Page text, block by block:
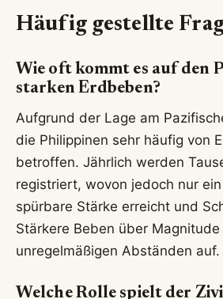
Häufig gestellte
Wie oft kommt es auf den
starken Erdbeben?
Aufgrund der Lage am
die Philippinen sehr häufig von
betroffen. Jährlich werden
registriert, wovon jedoch nur
spürbare Stärke erreicht und
Stärkere Beben über
unregelmäßigen Abständen auf.
Welche Rolle spielt der